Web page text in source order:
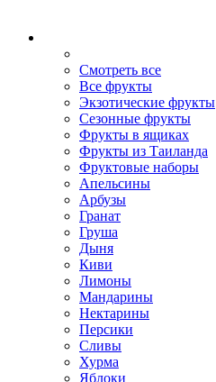
Смотреть все
Все фрукты
Экзотические фрукты
Сезонные фрукты
Фрукты в ящиках
Фрукты из Таиланда
Фруктовые наборы
Апельсины
Арбузы
Гранат
Груша
Дыня
Киви
Лимоны
Мандарины
Нектарины
Персики
Сливы
Хурма
Яблоки